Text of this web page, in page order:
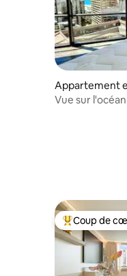
Appartement
Honolulu
Vue sur
Coups de
Coup de